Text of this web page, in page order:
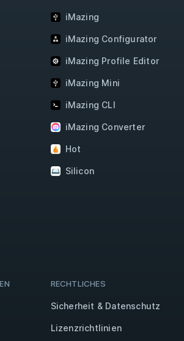
iMazing
iMazing Configurator
iMazing Profile Editor
iMazing Mini
iMazing CLI
iMazing Converter
Hot
Silicon
RECHTLICHES
Sicherheit & Datenschutz
Lizenzrichtlinien